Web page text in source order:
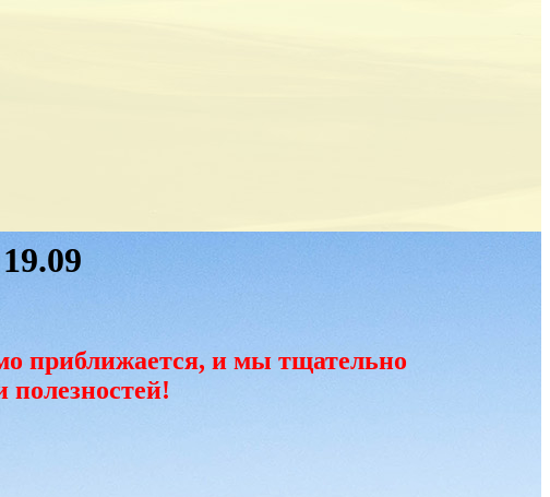
приближается, и мы тщательно